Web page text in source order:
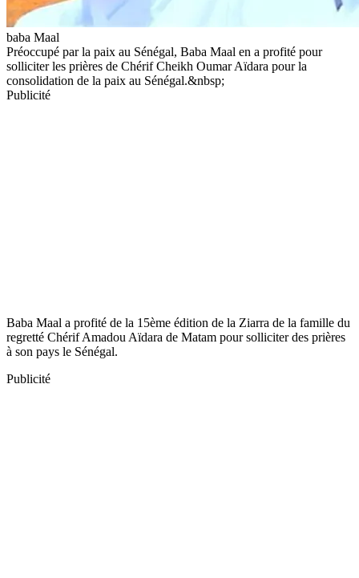
baba Maal
Préoccupé par la paix au Sénégal, Baba Maal en a profité pour
solliciter les prières de Chérif Cheikh Oumar Aïdara pour la
consolidation de la paix au Sénégal.&nbsp;
Publicité
Baba Maal a profité de la 15ème édition de la Ziarra de la famille du
regretté Chérif Amadou Aïdara de Matam pour solliciter des prières
à son pays le Sénégal.
Publicité